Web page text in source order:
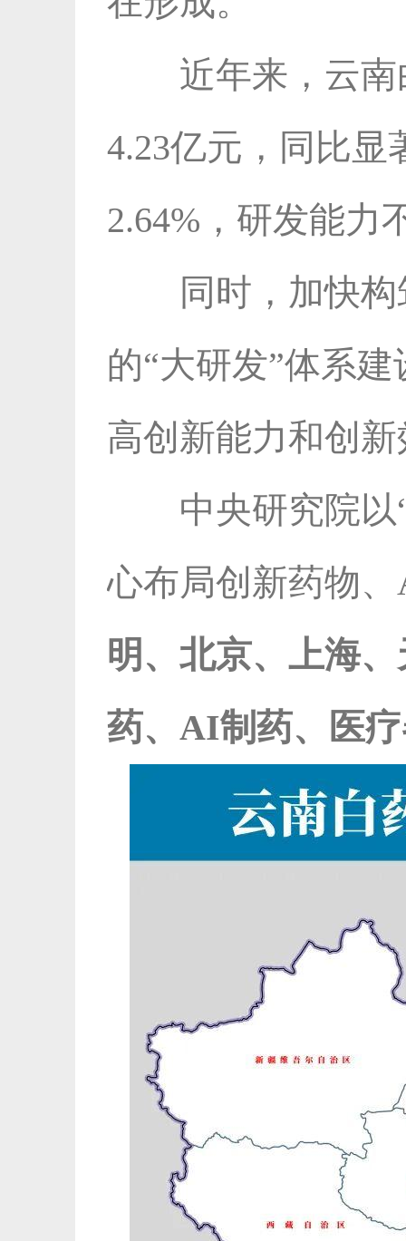
近年来，云
4.23亿元，同比显
2.64%，研发能力
同时，加快
的“大研发”体系
高创新能力和创
中央研究院
心布局创新药物
明、北京、上海
药、AI制药、医